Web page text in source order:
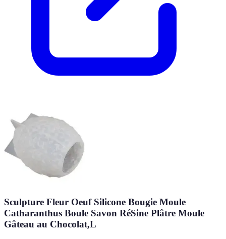
Sculpture Fleur Oeuf Silicone Bougie Moule
Catharanthus Boule Savon RéSine Plâtre Moule
Gâteau au Chocolat,L